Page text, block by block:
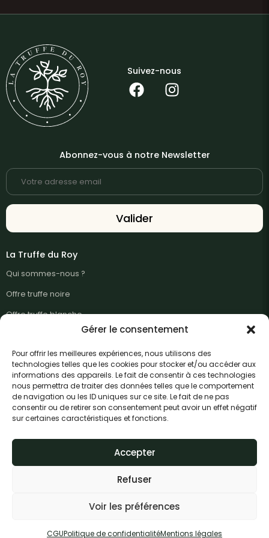
Gérer le consentement
Pour offrir les meilleures expériences, nous utilisons des
technologies telles que les cookies pour stocker et/ou accéder aux
informations des appareils. Le fait de consentir à ces technologies
nous permettra de traiter des données telles que le comportement
de navigation ou les ID uniques sur ce site. Le fait de ne pas
consentir ou de retirer son consentement peut avoir un effet négatif
sur certaines caractéristiques et fonctions.
Accepter
Refuser
Voir les préférences
CGUPolitique de confidentialitéMentions légales
Suivez-nous
Abonnez-vous à notre Newsletter
La Truffe du Roy
Qui sommes-nous ?
Offre truffe noire
Offre truffe blanche
Actualités
Partenaires
Nous contacter
Nous contacter
Téléphone
© Copyright 2026. La Truffe du Roy